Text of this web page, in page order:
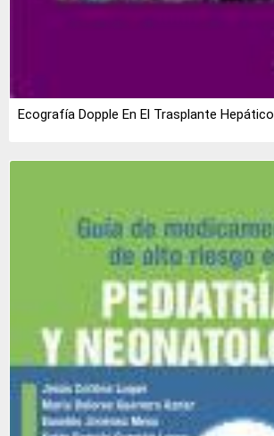
Ecografía Dopple En El Trasplante Hepático